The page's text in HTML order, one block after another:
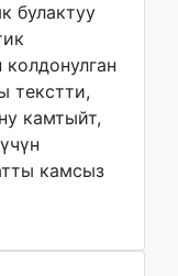
булактуу
текстти,
камтыйт,
камсыз